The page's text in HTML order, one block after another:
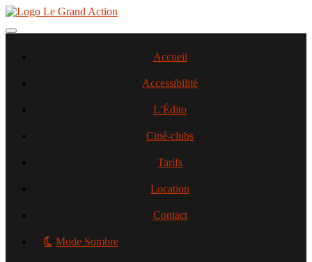
Aller
contenu
Toggle navigation
Accueil
Accessibilité
L’Édito
Ciné-clubs
Tarifs
Location
Contact
Mode Sombre